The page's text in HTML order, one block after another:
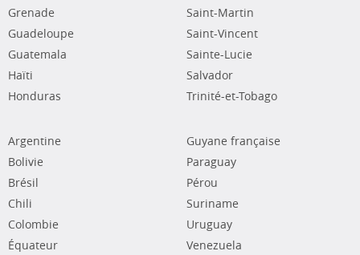
Grenade
Guadeloupe
Guatemala
Haïti
Honduras
Saint-Martin
Saint-Vincent
Sainte-Lucie
Salvador
Trinité-et-Tobago
Argentine
Bolivie
Brésil
Chili
Colombie
Équateur
Guyane française
Paraguay
Pérou
Suriname
Uruguay
Venezuela